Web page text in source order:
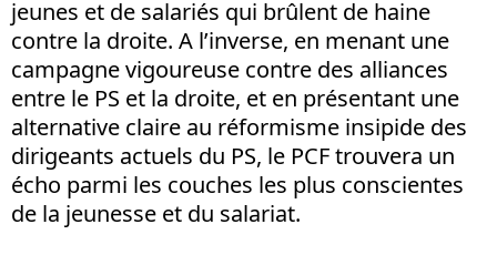
jeunes et de salariés qui brûlent de haine
contre la droite. A l’inverse, en menant une
campagne vigoureuse contre des alliances
entre le PS et la droite, et en présentant une
alternative claire au réformisme insipide des
dirigeants actuels du PS, le PCF trouvera un
écho parmi les couches les plus conscientes
de la jeunesse et du salariat.